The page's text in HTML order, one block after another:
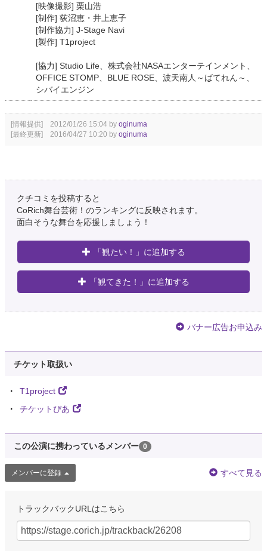
[映像撮影] 栗山浩
[制作] 荻沼恵・井上恵子
[制作協力] J-Stage Navi
[製作] T1project
[協力] Studio Life、株式会社NASAエンターテインメント、
OFFICE STOMP、BLUE ROSE、波天南人～ばてれん～、
シバイエンジン
[情報提供] 2012/01/26 15:04 by oginuma
[最終更新] 2016/04/27 10:20 by oginuma
クチコミを投稿すると
CoRich舞台芸術！のランキングに反映されます。
面白そうな舞台を応援しましょう！
「観たい！」に追加する
「観てきた！」に追加する
バナー広告お申込み
チケット取扱い
T1project
チケットぴあ
この公演に携わっているメンバー 0
メンバーに登録 すべて見る
トラックバックURLはこちら